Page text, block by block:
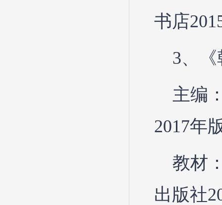
书店
3、
主编
2017年
教材
出版社